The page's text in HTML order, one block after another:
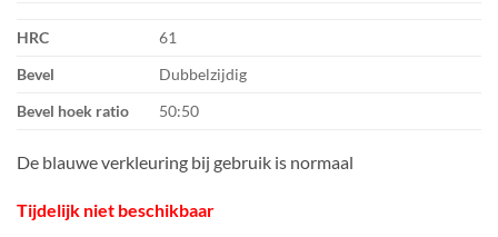
HRC
61
Bevel
Dubbelzijdig
Bevel hoek ratio
50:50
De blauwe verkleuring bij gebruik is normaal
Tijdelijk niet beschikbaar